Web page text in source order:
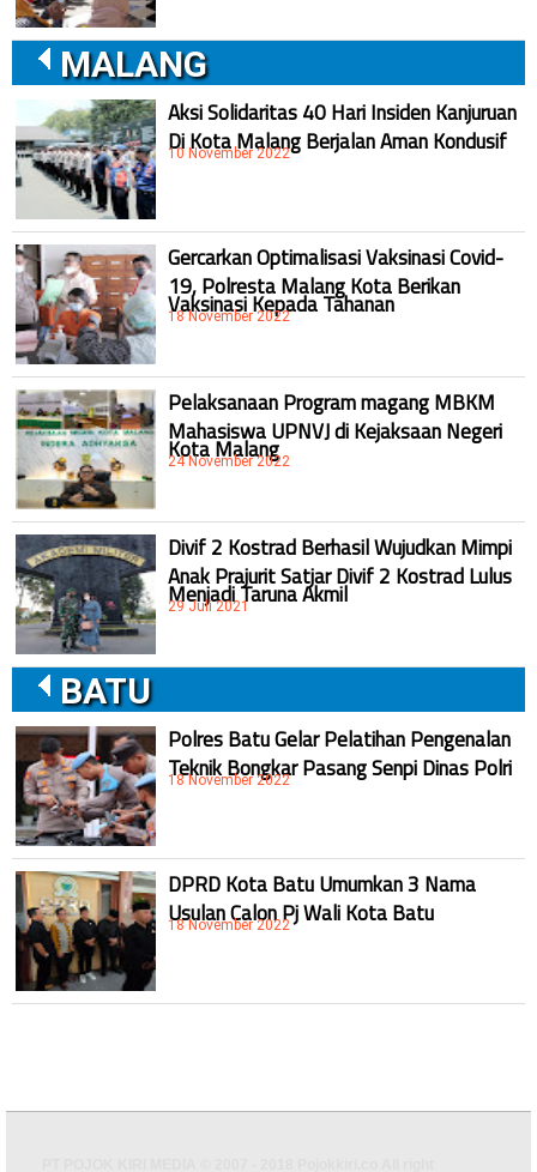
MALANG
Aksi Solidaritas 40 Hari Insiden Kanjuruan
Di Kota Malang Berjalan Aman Kondusif
10 November 2022
Gercarkan Optimalisasi Vaksinasi Covid-
19, Polresta Malang Kota Berikan
Vaksinasi Kepada Tahanan
18 November 2022
Pelaksanaan Program magang MBKM
Mahasiswa UPNVJ di Kejaksaan Negeri
Kota Malang
24 November 2022
Divif 2 Kostrad Berhasil Wujudkan Mimpi
Anak Prajurit Satjar Divif 2 Kostrad Lulus
Menjadi Taruna Akmil
29 Juli 2021
BATU
Polres Batu Gelar Pelatihan Pengenalan
Teknik Bongkar Pasang Senpi Dinas Polri
18 November 2022
DPRD Kota Batu Umumkan 3 Nama
Usulan Calon Pj Wali Kota Batu
18 November 2022